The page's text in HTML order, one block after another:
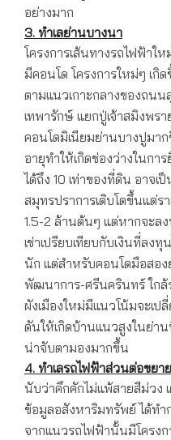
อย่างมาก
3. ทำเลย่านบางนา
โครงการเส้นทางรถไฟฟ้าใ
มีคอนโด โครงการใหม่ๆ เกิ
ตามแนวเกาะกลางของถน
เทพารักษ์ แยกปู่เจ้าสมิงพร
คอนโดมิเนียมย่านบางปูมาก
อายุทำให้เกิดช่องว่างในก
ได้ถึง 10 เท่าของที่ดิน อาจ
สมุทรปราการเติบโตขึ้นแต่ร
1.5-2 ล้านต้นๆ แต่หากจะล
เช่าเปรียบเทียบกับเงินที่ลง
นัก แต่สำหรับคอนโดมือสอง
พัฒนาการ-ศรีนครินทร์ ใกล้
ผังเมืองใหม่มีแนวโน้มจะเป
ดันให้เกิดบ้านแนวสูงในย่า
น่าจับตามองมากขึ้น
4. ทำเลรถไฟฟ้าส่วนต่อขย
นับว่าคึกคักไม่แพ้สายสีม่วง
ข้อมูลอสังหาริมทรัพย์ ได้ทำ
จากแนวรถไฟฟ้านั้นมีโครง